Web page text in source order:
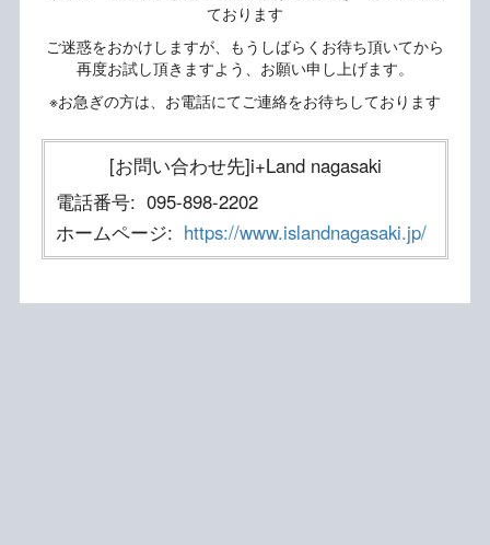
ております
ご迷惑をおかけしますが、もうしばらくお待ち頂いてから
再度お試し頂きますよう、お願い申し上げます。
※お急ぎの方は、お電話にてご連絡をお待ちしております
[お問い合わせ先]i+Land nagasaki
電話番号: 095-898-2202
ホームページ: https://www.islandnagasaki.jp/